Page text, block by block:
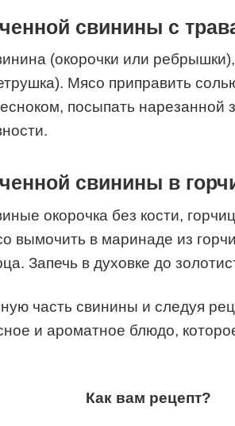
свинины с
(окорочки или
Мясо приправить
посыпать нарезанной
свинины в
окорочка без кости,
вымочить в маринаде из
Запечь в духовке до
часть свинины и следуя
и ароматное блюдо,
Как вам рецепт?